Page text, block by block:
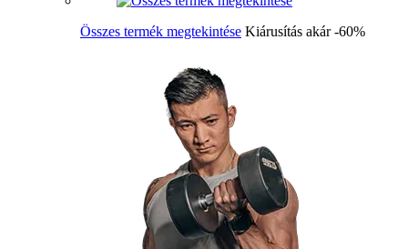
Összes termék megtekintése Kiárusítás akár -60%